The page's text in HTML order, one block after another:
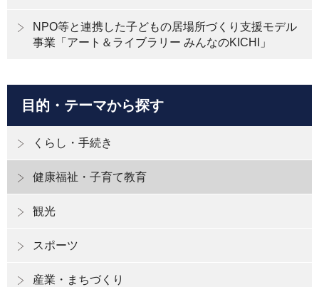
NPO等と連携した子どもの居場所づくり支援モデル
事業「アート＆ライブラリー みんなのKICHI」
目的・テーマから探す
くらし・手続き
健康福祉・子育て教育
観光
スポーツ
産業・まちづくり